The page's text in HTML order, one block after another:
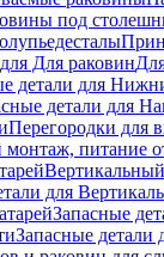
под
Для раковин
детали для
детали для
Перегородки для
питание
для
Запасные
Запасные детали